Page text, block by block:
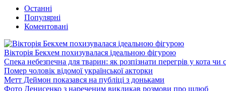
Останні
Популярні
Коментовані
Вікторія Бекхем похизувалася ідеальною фігурою
Спека небезпечна для тварин: як розпізнати перегрів у кота чи
Помер чоловік відомої української акторки
Метт Деймон показався на публіці з доньками
Фото Денисенко з нареченим викликав розмови про шлюб